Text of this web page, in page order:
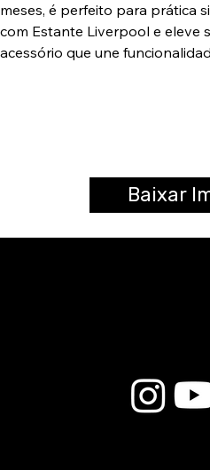
meses, é perfeito para prática
com Estante Liverpool e eleve
acessório que une
Baixar